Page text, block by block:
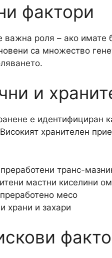
фактори
важна роля – ако
са множество
и
е идентифициран
хранителен
транс-
мастни киселини
месо
храни и захари